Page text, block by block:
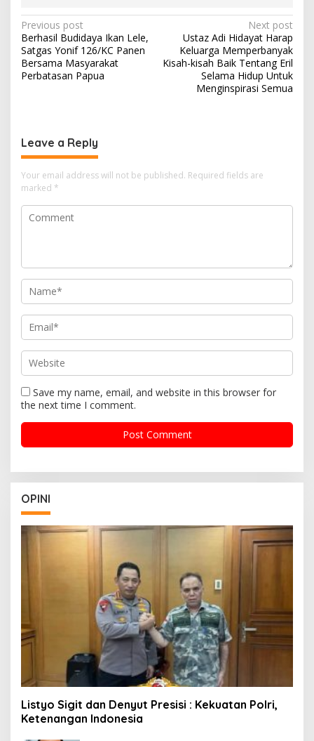
Post
navigation
Previous post
Berhasil Budidaya Ikan Lele,
Satgas Yonif 126/KC Panen
Bersama Masyarakat
Perbatasan Papua
Next post
Ustaz Adi Hidayat Harap
Keluarga Memperbanyak
Kisah-kisah Baik Tentang Eril
Selama Hidup Untuk
Menginspirasi Semua
Leave a Reply
Your email address will not be published. Required fields are
marked *
Save my name, email, and website in this browser for
the next time I comment.
OPINI
Listyo Sigit dan Denyut Presisi : Kekuatan Polri,
Ketenangan Indonesia